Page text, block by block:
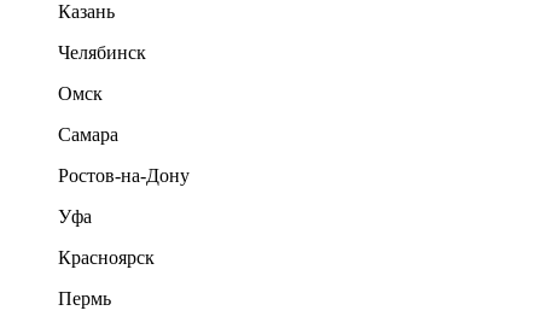
Казань
Челябинск
Омск
Самара
Ростов-на-Дону
Уфа
Красноярск
Пермь